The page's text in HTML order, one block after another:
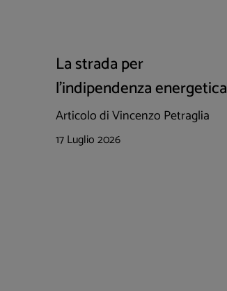
La strada per
l'indipendenza energetica
Articolo di Vincenzo Petraglia
17 Luglio 2026